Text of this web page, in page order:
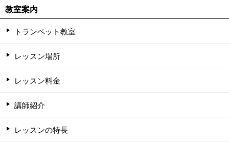
教室案内
トランペット教室
レッスン場所
レッスン料金
講師紹介
レッスンの特長